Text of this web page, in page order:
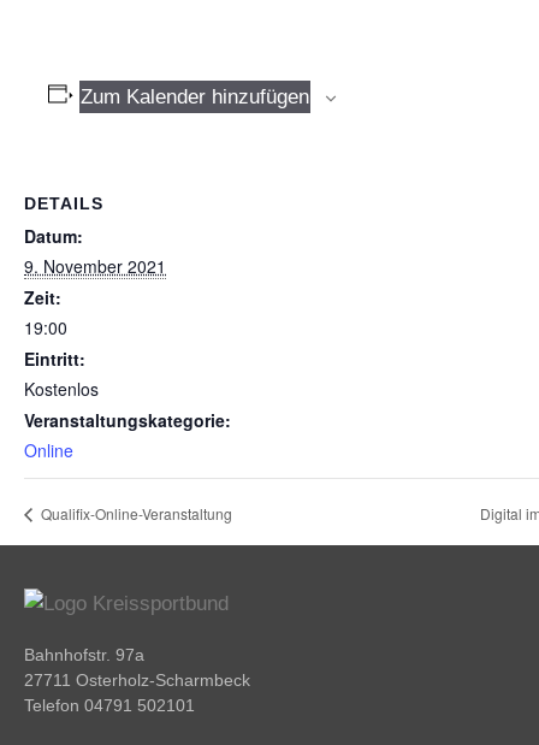
Zum Kalender hinzufügen
DETAILS
Datum:
9. November 2021
Zeit:
19:00
Eintritt:
Kostenlos
Veranstaltungskategorie:
Online
Qualifix-Online-Veranstaltung Digital
Bahnhofstr. 97a
27711 Osterholz-Scharmbeck
Telefon 04791 502101